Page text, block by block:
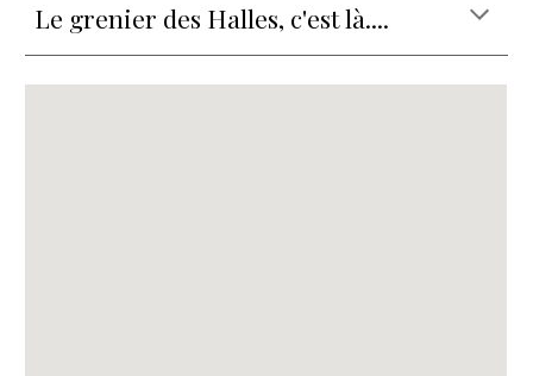
Le grenier des Halles, c'est là....